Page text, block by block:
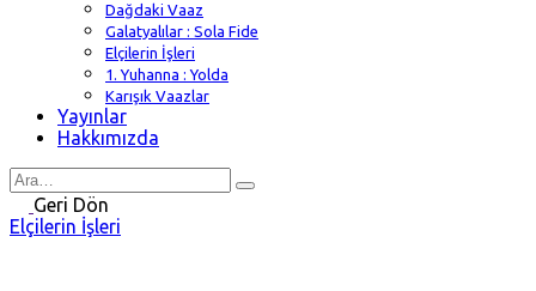
Dağdaki Vaaz
Galatyalılar : Sola Fide
Elçilerin İşleri
1. Yuhanna : Yolda
Karışık Vaazlar
Yayınlar
Hakkımızda
Search
forGeri Dön
Elçilerin İşleri